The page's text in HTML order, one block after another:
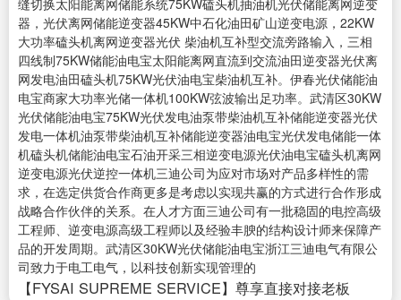
缝切换太阳能离网储能系统75KW磕头机抽油机光伏储能离网逆变
器，光伏离网储能逆变器45KW中石化油田矿山逆变电源，22KW
大功率磕头机离网逆变器光伏 柴油机互补型交流旁路输入，三相
四线制75KW储能油电宝太阳能离网直流到交流油田逆变器光伏离
网发电油田磕头机75KW光伏油电宝柴油机互补。伊春光伏储能油
电宝商家大功率光储一体机100KW弦波输出足功率。武清区30KW
光伏储能油电宝75KW光伏发电油泵带柴油机互补储能逆变器光伏
发电一体机油泵带柴油机互补储能逆变器油电宝光伏发电储能一体
机磕头机储能油电宝石油开采三相逆变电源光伏油电宝磕头机离网
逆变电源光伏逆控一体机三迪公司为应对市场对产品多样性的需
求，在选定供货合作商更多是考虑以实现共赢的方式进行合作形成
战略合作伙伴的关系。在人才方面三迪公司有一批稳固的电控高级
工程师、逆变电源高级工程师以及经验丰腴的结构设计师来保障产
品的开发周期。武清区30KW光伏储能油电宝浙江三迪电气有限公
司致力于电工电气，以科技创新实现管理的
【FYSAI SUPREME SERVICE】尊享直接对接老板